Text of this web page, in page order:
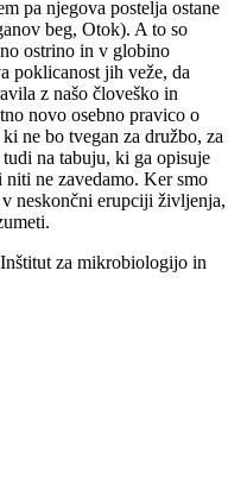
pa njegova postelja ostane
beg, Otok). A to so
ostrino in v globino
poklicanost jih veže, da
z našo človeško in
novo osebno pravico o
ne bo tvegan za družbo, za
na tabuju, ki ga opisuje
ne zavedamo. Ker smo
neskončni erupciji življenja,
za mikrobiologijo in